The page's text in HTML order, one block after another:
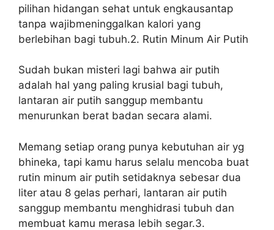
pilihan hidangan sehat untuk engkausantap
tanpa wajibmeninggalkan kalori yang
berlebihan bagi tubuh.2. Rutin Minum Air Putih
Sudah bukan misteri lagi bahwa air putih
adalah hal yang paling krusial bagi tubuh,
lantaran air putih sanggup membantu
menurunkan berat badan secara alami.
Memang setiap orang punya kebutuhan air yg
bhineka, tapi kamu harus selalu mencoba buat
rutin minum air putih setidaknya sebesar dua
liter atau 8 gelas perhari, lantaran air putih
sanggup membantu menghidrasi tubuh dan
membuat kamu merasa lebih segar.3.